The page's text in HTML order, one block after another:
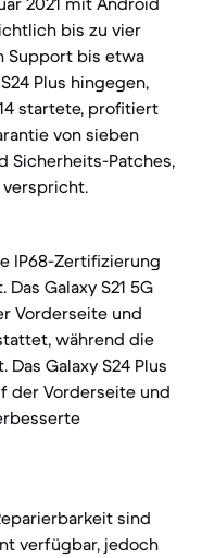
bis zu vier
Support bis etwa
Plus hingegen,
startete, profitiert
von sieben
Sicherheits-Patches,
verspricht.
IP68-Zertifizierung
Galaxy S21 5G
Vorderseite und
während die
Galaxy S24 Plus
der Vorderseite und
sind
verfügbar, jedoch